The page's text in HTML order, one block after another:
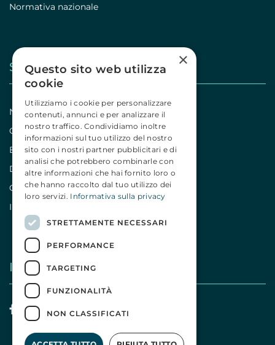
Normativa nazionale
Stampa
Notizie
Comunicati
Editoriali
Dicono di noi
Campagne
Iniziative
I nostri social
×
Questo sito web utilizza
cookie
Utilizziamo i cookie per personalizzare
contenuti, annunci e per analizzare il
nostro traffico. Condividiamo inoltre
informazioni sul tuo utilizzo del nostro
sito con i nostri partner pubblicitari e di
analisi che potrebbero combinarle con
altre informazioni che hai fornito loro o
che hanno raccolto dal tuo utilizzo dei
loro servizi. Informativa sulla privacy
STRETTAMENTE NECESSARI
PERFORMANCE
TARGETING
FUNZIONALITÀ
NON CLASSIFICATI